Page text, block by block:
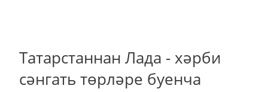
Татарстаннан Лада - хәрби
сәнгать төрләре буенча